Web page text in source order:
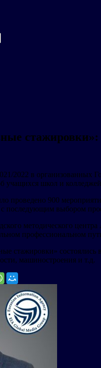
2022 в организованных
учащихся школ и
проведено 900
последующим выбором
методического
профессиональном
стажировки» состоялись
машиностроения и т.д.